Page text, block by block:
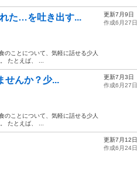
た…を吐き出す...
のことについて、気軽に話せる少人
たとえば、 ...
更新7月9日
作成6月27日
せんか？少...
のことについて、気軽に話せる少人
たとえば、 ...
更新7月3日
作成6月27日
更新7月12日
作成6月24日